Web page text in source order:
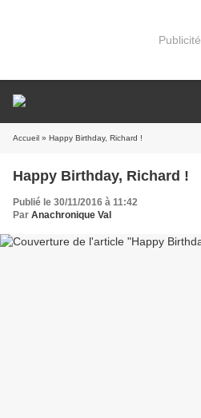
Publicité
Accueil » Happy Birthday, Richard !
Happy Birthday, Richard !
Publié le 30/11/2016 à 11:42
Par Anachronique Val